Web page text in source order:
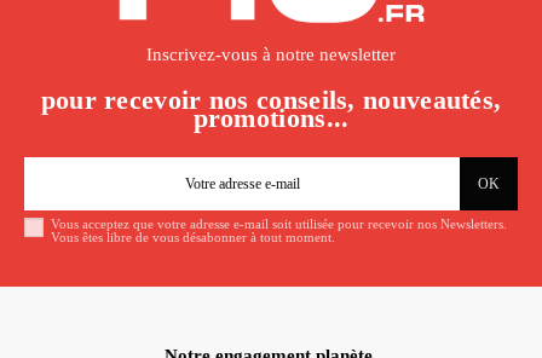
Inscrivez-vous à notre newsletter
pour recevoir nos conseils, nouveautés,
promotions...
Vous acceptez que votre adresse e-mail soit utilisée pour recevoir nos Newsletters.
Vous êtes libre de vous désabonner à tout moment.